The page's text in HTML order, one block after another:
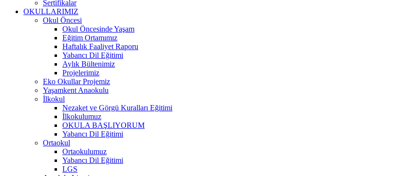
Sertifikalar
OKULLARIMIZ
Okul Öncesi
Okul Öncesinde Yaşam
Eğitim Ortamımız
Haftalık Faaliyet Raporu
Yabancı Dil Eğitimi
Aylık Bültenimiz
Projelerimiz
Eko Okullar Projemiz
Yaşamkent Anaokulu
İlkokul
Nezaket ve Görgü Kuralları Eğitimi
İlkokulumuz
OKULA BAŞLIYORUM
Yabancı Dil Eğitimi
Ortaokul
Ortaokulumuz
Yabancı Dil Eğitimi
LGS